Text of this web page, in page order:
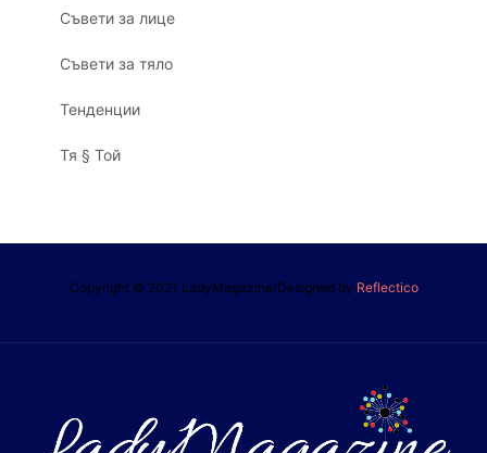
Съвети за лице
Съвети за тяло
Тенденции
Тя § Той
Copyright © 2021 LadyMagazine/Designed by Reflectico